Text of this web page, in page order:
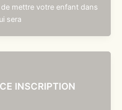
mettre votre enfant dans
sera
INSCRIPTION